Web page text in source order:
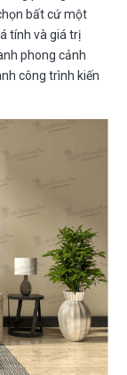
bất cứ một
tính và giá trị
phong cảnh
công trình kiến